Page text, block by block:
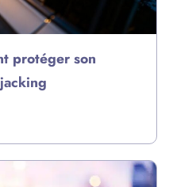
protéger son